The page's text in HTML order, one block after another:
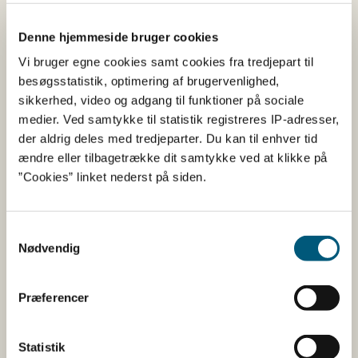
Denne hjemmeside bruger cookies
Vi bruger egne cookies samt cookies fra tredjepart til
besøgsstatistik, optimering af brugervenlighed,
sikkerhed, video og adgang til funktioner på sociale
medier. Ved samtykke til statistik registreres IP-adresser,
der aldrig deles med tredjeparter. Du kan til enhver tid
ændre eller tilbagetrække dit samtykke ved at klikke på
”Cookies” linket nederst på siden.
Nødvendig
Præferencer
Statistik
Her kan du finde detaljerede
oplysninger om det kosttilskud,
du har søgt på
Informationerne er angivet af den virksomhed, der har
anmeldt produktet.
Vitaminer og mineraler.
mineraler med ernæringsmæssig eller
Tilsætningsstoffer og aromaer.